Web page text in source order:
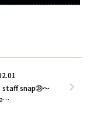
snap㉘～